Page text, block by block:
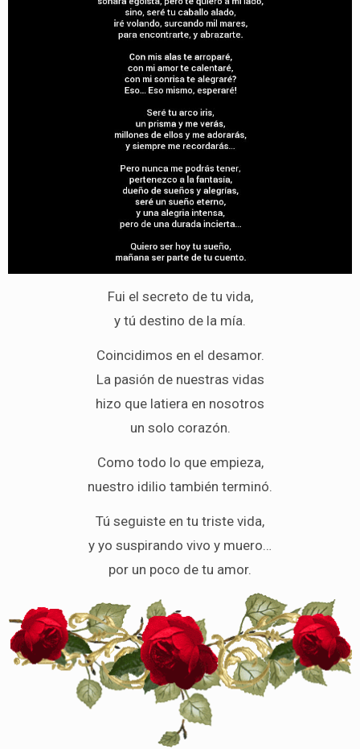
Fui el secreto de tu vida,
y tú destino de la mía.
Coincidimos en el desamor.
La pasión de nuestras vidas
hizo que latiera en nosotros
un solo corazón.
Como todo lo que empieza,
nuestro idilio también terminó.
Tú seguiste en tu triste vida,
y yo suspirando vivo y muero…
por un poco de tu amor.